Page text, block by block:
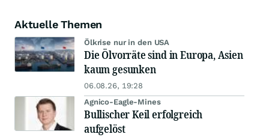
Aktuelle Themen
Ölkrise nur in den USA
Die Ölvorräte sind in Europa, Asien
kaum gesunken
06.08.26, 19:28
Agnico-Eagle-Mines
Bullischer Keil erfolgreich
aufgelöst